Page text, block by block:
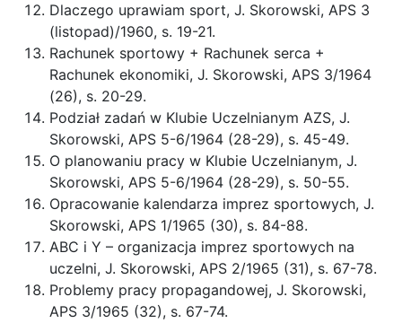
Dlaczego uprawiam sport, J. Skorowski, APS 3
(listopad)/1960, s. 19-21.
Rachunek sportowy + Rachunek serca +
Rachunek ekonomiki, J. Skorowski, APS 3/1964
(26), s. 20-29.
Podział zadań w Klubie Uczelnianym AZS, J.
Skorowski, APS 5-6/1964 (28-29), s. 45-49.
O planowaniu pracy w Klubie Uczelnianym, J.
Skorowski, APS 5-6/1964 (28-29), s. 50-55.
Opracowanie kalendarza imprez sportowych, J.
Skorowski, APS 1/1965 (30), s. 84-88.
ABC i Y – organizacja imprez sportowych na
uczelni, J. Skorowski, APS 2/1965 (31), s. 67-78.
Problemy pracy propagandowej, J. Skorowski,
APS 3/1965 (32), s. 67-74.